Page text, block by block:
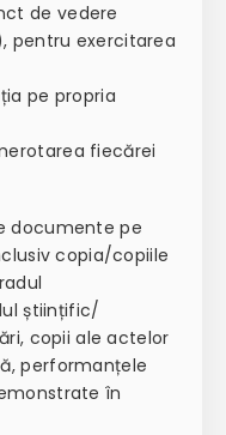
de vedere
pentru exercitarea
pe propria
fiecărei
documente pe
copia/copiile
științific/
copii ale actelor
performanțele
în